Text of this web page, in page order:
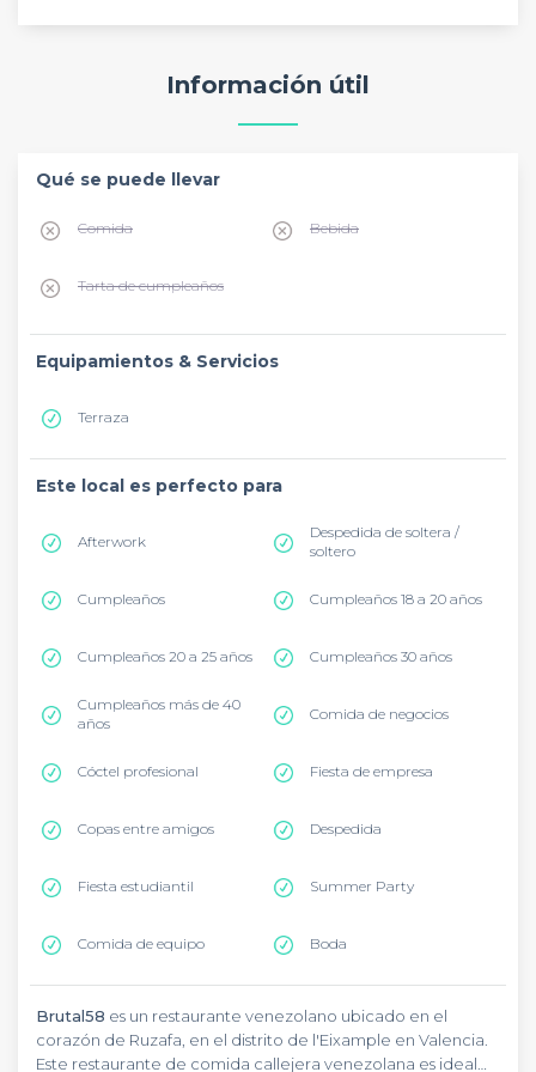
Información útil
Qué se puede llevar
Comida Bebida
Tarta de cumpleaños
Equipamientos & Servicios
Terraza
Este local es perfecto para
Afterwork
Despedida de soltera /
soltero
Cumpleaños Cumpleaños 18 a 20 años
Cumpleaños 20 a 25 años Cumpleaños 30 años
Cumpleaños más de 40
años
Comida de negocios
Cóctel profesional Fiesta de empresa
Copas entre amigos Despedida
Fiesta estudiantil Summer Party
Comida de equipo Boda
Brutal58 es un restaurante venezolano ubicado en el
corazón de Ruzafa, en el distrito de l'Eixample en Valencia.
Este restaurante de comida callejera venezolana es ideal